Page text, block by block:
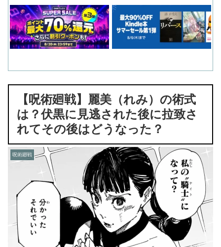
【呪術廻戦】麗美（れみ）の術式
は？伏黒に見逃された後に拉致さ
れてその後はどうなった？
呪術廻戦